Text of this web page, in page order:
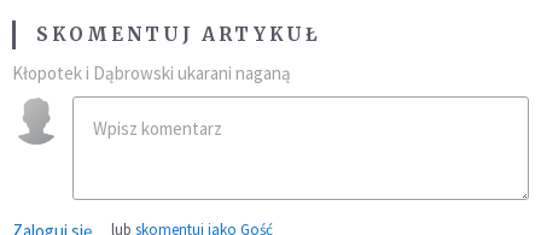
SKOMENTUJ ARTYKUŁ
Kłopotek i Dąbrowski ukarani naganą
Zaloguj się lub skomentuj jako Gość